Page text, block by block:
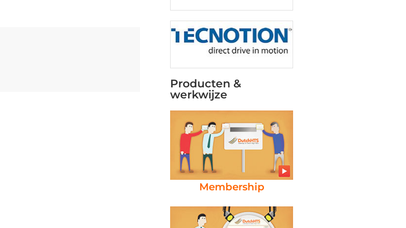
Producten &
werkwijze
Membership